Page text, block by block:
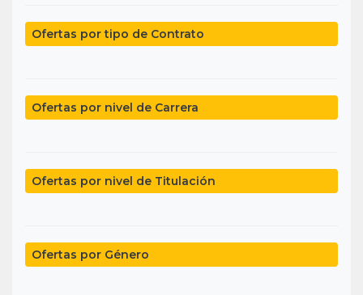
Ofertas por tipo de Contrato
Ofertas por nivel de Carrera
Ofertas por nivel de Titulación
Ofertas por Género